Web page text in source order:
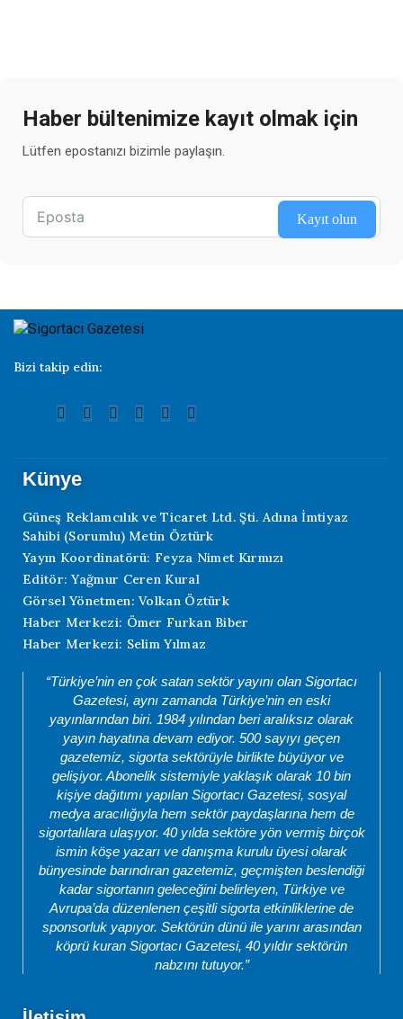
Haber bültenimize kayıt olmak için
Lütfen epostanızı bizimle paylaşın.
Kayıt olun
Bizi takip edin:
Künye
Güneş Reklamcılık ve Ticaret Ltd. Şti. Adına İmtiyaz
Sahibi (Sorumlu) Metin Öztürk
Yayın Koordinatörü: Feyza Nimet Kırmızı
Editör: Yağmur Ceren Kural
Görsel Yönetmen: Volkan Öztürk
Haber Merkezi: Ömer Furkan Biber
Haber Merkezi: Selim Yılmaz
“Türkiye’nin en çok satan sektör yayını olan Sigortacı
Gazetesi, aynı zamanda Türkiye’nin en eski
yayınlarından biri. 1984 yılından beri aralıksız olarak
yayın hayatına devam ediyor. 500 sayıyı geçen
gazetemiz, sigorta sektörüyle birlikte büyüyor ve
gelişiyor. Abonelik sistemiyle yaklaşık olarak 10 bin
kişiye dağıtımı yapılan Sigortacı Gazetesi, sosyal
medya aracılığıyla hem sektör paydaşlarına hem de
sigortalılara ulaşıyor. 40 yılda sektöre yön vermiş birçok
ismin köşe yazarı ve danışma kurulu üyesi olarak
bünyesinde barındıran gazetemiz, geçmişten beslendiği
kadar sigortanın geleceğini belirleyen, Türkiye ve
Avrupa’da düzenlenen çeşitli sigorta etkinliklerine de
sponsorluk yapıyor. Sektörün dünü ile yarını arasından
köprü kuran Sigortacı Gazetesi, 40 yıldır sektörün
nabzını tutuyor.”